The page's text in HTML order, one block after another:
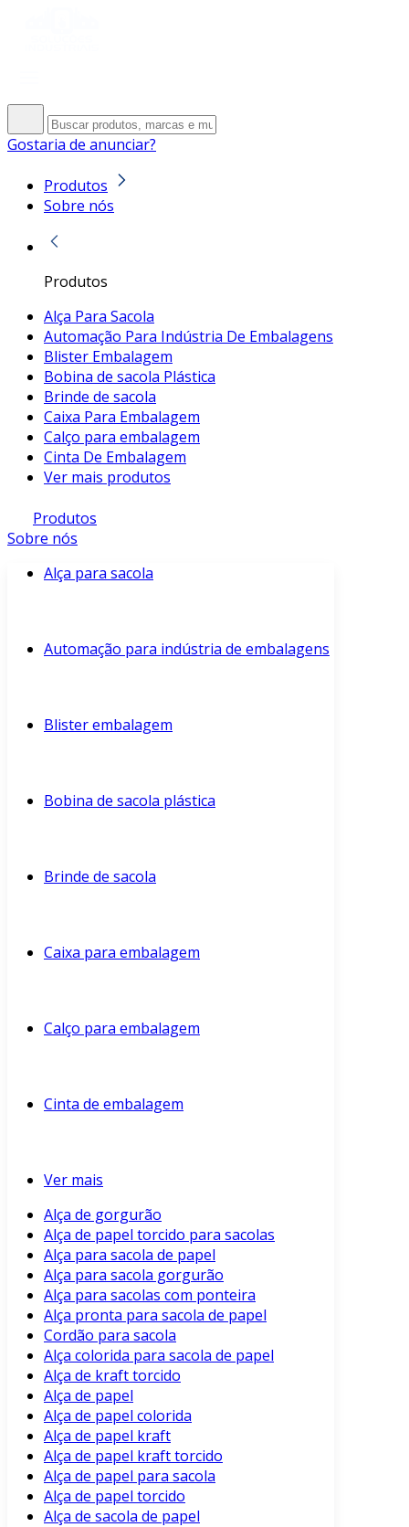
Gostaria de anunciar?
Produtos
Sobre nós
Produtos
Alça Para Sacola
Automação Para Indústria De Embalagens
Blister Embalagem
Bobina de sacola Plástica
Brinde de sacola
Caixa Para Embalagem
Calço para embalagem
Cinta De Embalagem
Ver mais produtos
Produtos
Sobre nós
Alça para sacola
Automação para indústria de embalagens
Blister embalagem
Bobina de sacola plástica
Brinde de sacola
Caixa para embalagem
Calço para embalagem
Cinta de embalagem
Ver mais
Alça de gorgurão
Alça de papel torcido para sacolas
Alça para sacola de papel
Alça para sacola gorgurão
Alça para sacolas com ponteira
Alça pronta para sacola de papel
Cordão para sacola
Alça colorida para sacola de papel
Alça de kraft torcido
Alça de papel
Alça de papel colorida
Alça de papel kraft
Alça de papel kraft torcido
Alça de papel para sacola
Alça de papel torcido
Alça de sacola de papel